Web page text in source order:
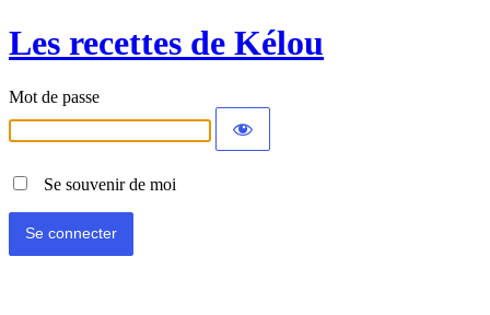
Les recettes de Kélou
Mot de passe
Se souvenir de moi